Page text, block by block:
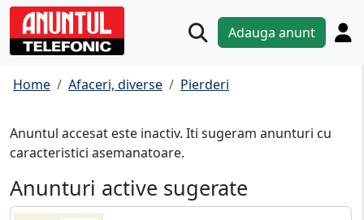
Adauga anunt
Home Afaceri, diverse Pierderi
Anuntul accesat este inactiv. Iti sugeram anunturi cu
caracteristici asemanatoare.
Anunturi active sugerate